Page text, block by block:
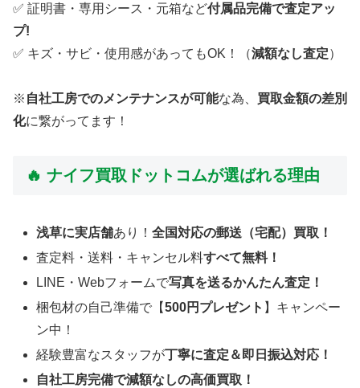
✅ 証明書・専用シース・元箱など付属品完備で査定アッ
プ!
✅ キズ・サビ・使用感があってもOK！（減額なし査定）
※ 自社工房でのメンテナンスが可能な為、 買取金額の差別
化に繋がってます！
🔥 ナイフ買取ドットコムが選ばれる理由
浅草に実店舗あり！全国対応の郵送（宅配）買取！
査定料・送料・キャンセル料すべて無料！
LINE・Webフォームで写真を送るかんたん査定！
梱包材の自己準備で【500円プレゼント 】キャンペー
ン中！
経験豊富なスタッフが丁寧に査定＆即日振込対応！
自社工房完備で減額なしの高価買取！